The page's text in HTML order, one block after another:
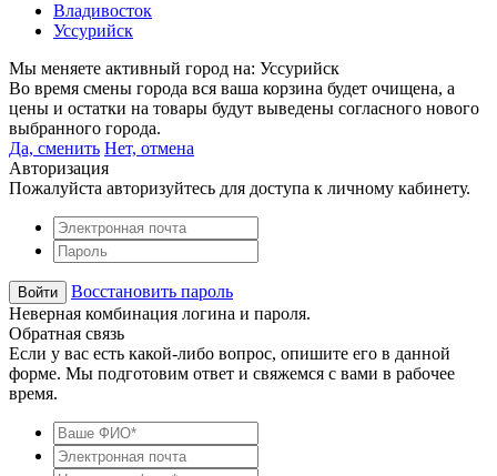
Владивосток
Уссурийск
Мы меняете активный город на: Уссурийск
Во время смены города вся ваша корзина будет очищена, а
цены и остатки на товары будут выведены согласного нового
выбранного города.
Да, сменить Нет, отмена
Авторизация
Пожалуйста авторизуйтесь для доступа к личному кабинету.
Восстановить пароль
Неверная комбинация логина и пароля.
Обратная связь
Если у вас есть какой-либо вопрос, опишите его в данной
форме. Мы подготовим ответ и свяжемся с вами в рабочее
время.